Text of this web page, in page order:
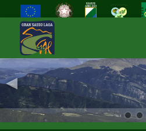
◂Previous